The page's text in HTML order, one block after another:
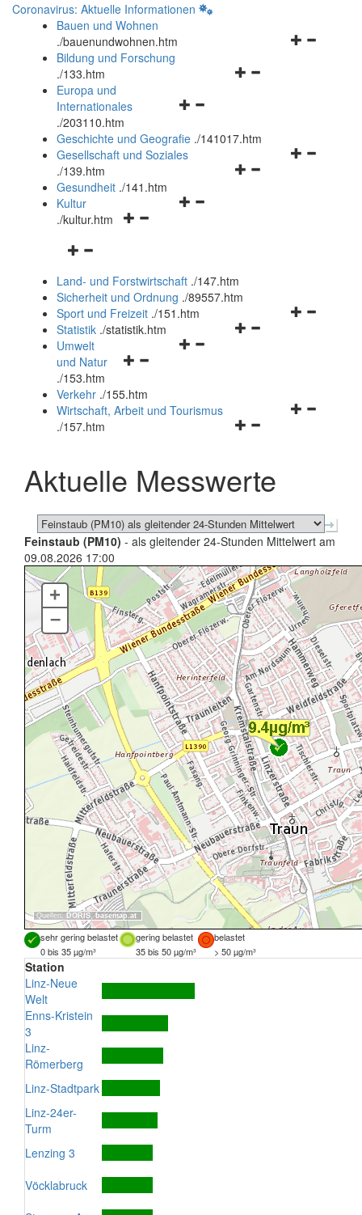
Coronavirus: Aktuelle Informationen
Bauen und Wohnen
./bauenundwohnen.htm
Navigationsmenü
Bildung und Forschung
./133.htm
Navigationsmenü
und
schließen
Europa und
Internationales
./203110.htm
Geschichte und Geografie ./141017.htm
Navigationsmenü
Gesellschaft und Soziales
./139.htm
Navigationsmenü
Gesundheit ./141.htm
Navigationsmenü
Kultur
./kultur.htm
Navigationsmenü
und
schließen
Land- und Forstwirtschaft ./147.htm
Sicherheit und Ordnung ./89557.htm
Navigationsmenü
Sport und Freizeit ./151.htm
Navigationsmenü
Statistik ./statistik.htm
Navigationsmenü
und
schließen
Umwelt
und Natur
./153.htm
Verkehr ./155.htm
Navigationsmenü
schließen
Wirtschaft, Arbeit und Tourismus
./157.htm
Aktuelle Messwerte
Feinstaub (PM10) - als gleitender 24-Stunden Mittelwert am
09.08.2026 17:00
Quellen: DORIS, basemap.at
+
–
sehr gering belastet gering belastet
belastet
0 bis 35 µg/m³
35 bis 50 µg/m³ > 50 µg/m³
Station
Linz-Neue
Welt
Enns-Kristein
3
Linz-
Römerberg
Linz-Stadtpark
Linz-24er-
Turm
Lenzing 3
Vöcklabruck